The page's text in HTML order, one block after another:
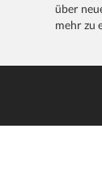
über
mehr zu